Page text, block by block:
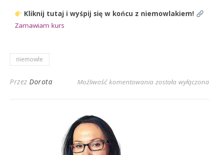
Kliknij tutaj i wyśpij się w końcu z niemowlakiem!
Zamawiam kurs
niemowle
Przez Dorota Możliwość komentowania została wyłączona